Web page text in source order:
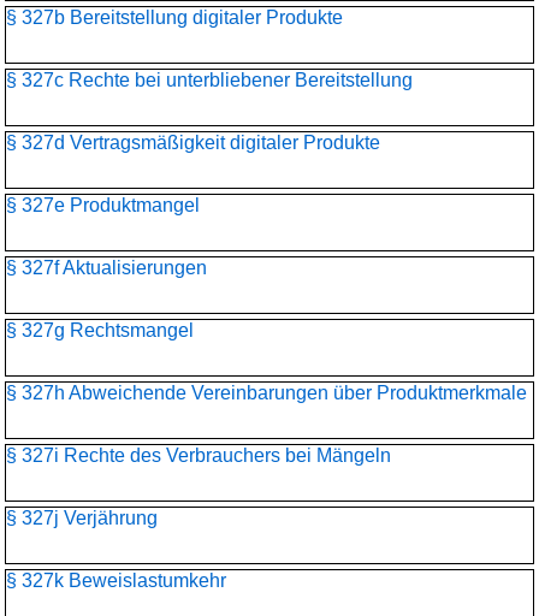
§ 327b Bereitstellung digitaler Produkte
§ 327c Rechte bei unterbliebener Bereitstellung
§ 327d Vertragsmäßigkeit digitaler Produkte
§ 327e Produktmangel
§ 327f Aktualisierungen
§ 327g Rechtsmangel
§ 327h Abweichende Vereinbarungen über Produktmerkmale
§ 327i Rechte des Verbrauchers bei Mängeln
§ 327j Verjährung
§ 327k Beweislastumkehr